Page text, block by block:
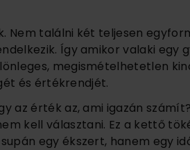
Nem találni két teljesen
Így amikor valaki egy
megismételhetetlen
és értékrendjét.
az érték az, ami igazán
kell választani. Ez a kettő
egy ékszert, hanem egy